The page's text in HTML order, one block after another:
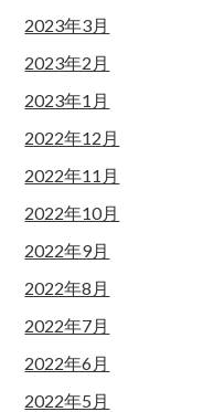
2023年3月
2023年2月
2023年1月
2022年12月
2022年11月
2022年10月
2022年9月
2022年8月
2022年7月
2022年6月
2022年5月